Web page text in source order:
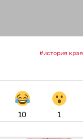
история края
10 1